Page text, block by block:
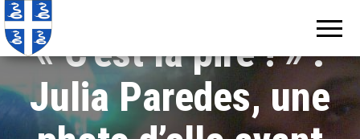
« C’est la pire ! » :
Julia Paredes, une